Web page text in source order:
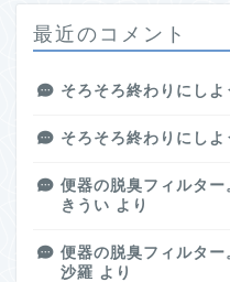
最近のコメント
そろそろ終わりにしよ
そろそろ終わりにしよ
便器の脱臭フィルター
きうい より
便器の脱臭フィルター
沙羅 より